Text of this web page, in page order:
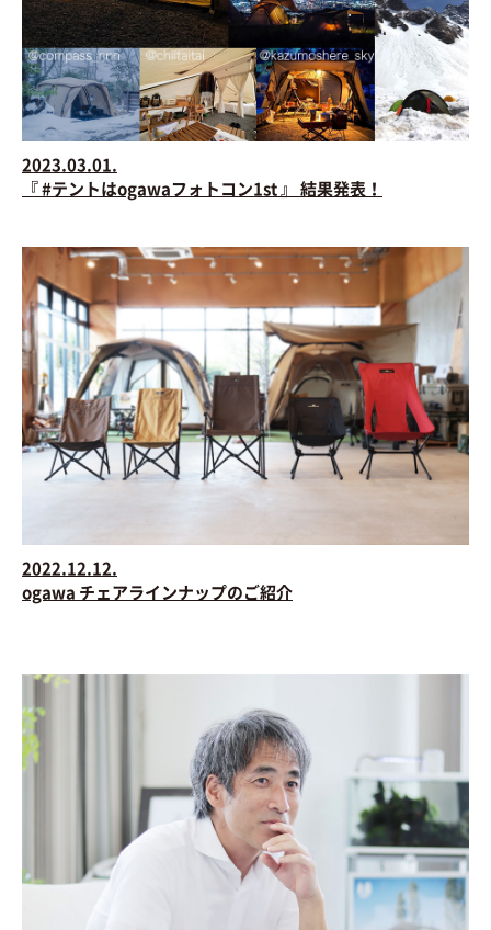
2023.03.01.
『 #テントはogawaフォトコン1st 』 結果発表！
2022.12.12.
ogawa チェアラインナップのご紹介